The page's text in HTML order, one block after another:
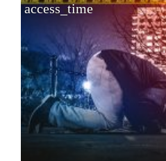
access_time